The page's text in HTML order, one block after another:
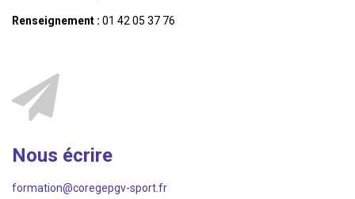
Renseignement : 01 42 05 37 76
Nous écrire
formation@coregepgv-sport.fr